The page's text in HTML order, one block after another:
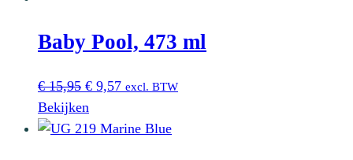
Baby Pool, 473 ml
€15,95 Oorspronkelijke
prijs
was:
€ 9,57Huidige
is:
excl. BTW
Bekijken